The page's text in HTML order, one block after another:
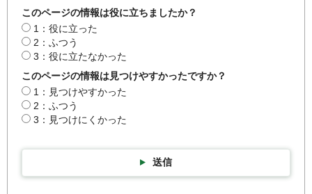
このページの情報は役に立ちましたか？
1：役に立った
2：ふつう
3：役に立たなかった
このページの情報は見つけやすかったですか？
1：見つけやすかった
2：ふつう
3：見つけにくかった
送信